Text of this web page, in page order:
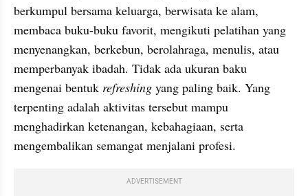
berkumpul bersama keluarga, berwisata ke alam,
membaca buku-buku favorit, mengikuti pelatihan yang
menyenangkan, berkebun, berolahraga, menulis, atau
memperbanyak ibadah. Tidak ada ukuran baku
mengenai bentuk refreshing yang paling baik. Yang
terpenting adalah aktivitas tersebut mampu
menghadirkan ketenangan, kebahagiaan, serta
mengembalikan semangat menjalani profesi.
ADVERTISEMENT